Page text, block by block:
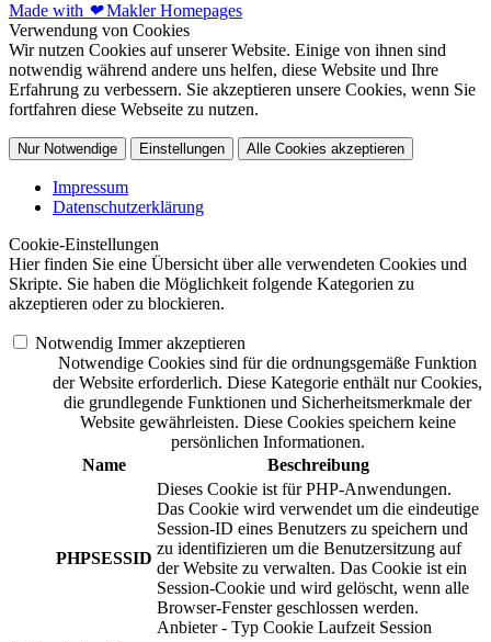
Made with ❤Makler Homepages
Verwendung von Cookies
Wir nutzen Cookies auf unserer Website. Einige von ihnen sind
notwendig während andere uns helfen, diese Website und Ihre
Erfahrung zu verbessern. Sie akzeptieren unsere Cookies, wenn Sie
fortfahren diese Webseite zu nutzen.
Nur Notwendige Einstellungen Alle Cookies akzeptieren
Impressum
Datenschutzerklärung
Cookie-Einstellungen
Hier finden Sie eine Übersicht über alle verwendeten Cookies und
Skripte. Sie haben die Möglichkeit folgende Kategorien zu
akzeptieren oder zu blockieren.
Notwendig Immer akzeptieren
Notwendige Cookies sind für die ordnungsgemäße Funktion
der Website erforderlich. Diese Kategorie enthält nur Cookies,
die grundlegende Funktionen und Sicherheitsmerkmale der
Website gewährleisten. Diese Cookies speichern keine
persönlichen Informationen.
Name
Beschreibung
PHPSESSID
Dieses Cookie ist für PHP-Anwendungen.
Das Cookie wird verwendet um die eindeutige
Session-ID eines Benutzers zu speichern und
zu identifizieren um die Benutzersitzung auf
der Website zu verwalten. Das Cookie ist ein
Session-Cookie und wird gelöscht, wenn alle
Browser-Fenster geschlossen werden.
Anbieter - Typ Cookie Laufzeit Session